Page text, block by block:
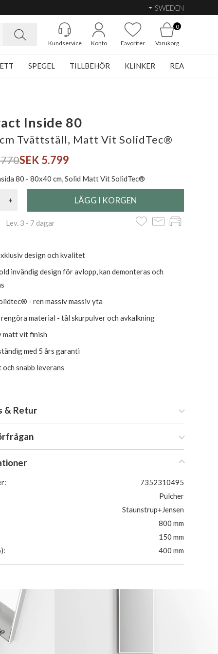
SWEDEN
Kundservice Konto Favoriter
0
Varukorg
SPEGEL TILLBEHÖR KLINKER REA
Inside 80
Tvättställ, Matt Vit SolidTec®
SEK 5.799
80 - 80x40 cm, Solid Matt Vit SolidTec®
+
3 - 7 dagar
design och kvalitet
invändig design för avlopp, kan demonteras och
- ren massiv massiv yta
material - tål skurpulver och avkalkning
matt vit finish
med 5 års garanti
snabb leverans
& Retur
7352310495
Pulcher
Staunstrup+Jensen
800 mm
150 mm
400 mm